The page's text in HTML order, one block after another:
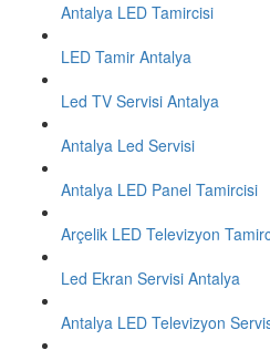
Antalya LED Tamircisi
LED Tamir Antalya
Led TV Servisi Antalya
Antalya Led Servisi
Antalya LED Panel Tamircisi
Arçelik LED Televizyon
Led Ekran Servisi Antalya
Antalya LED Televizyon